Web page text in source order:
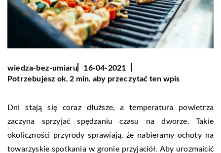
wiedza-bez-umiaru
16-04-2021
Potrzebujesz ok. 2 min. aby przeczytać ten wpis
Dni stają się coraz dłuższe, a temperatura powietrza
zaczyna sprzyjać spędzaniu czasu na dworze. Takie
okoliczności przyrody sprawiają, że nabieramy ochoty na
towarzyskie spotkania w gronie przyjaciół. Aby urozmaicić